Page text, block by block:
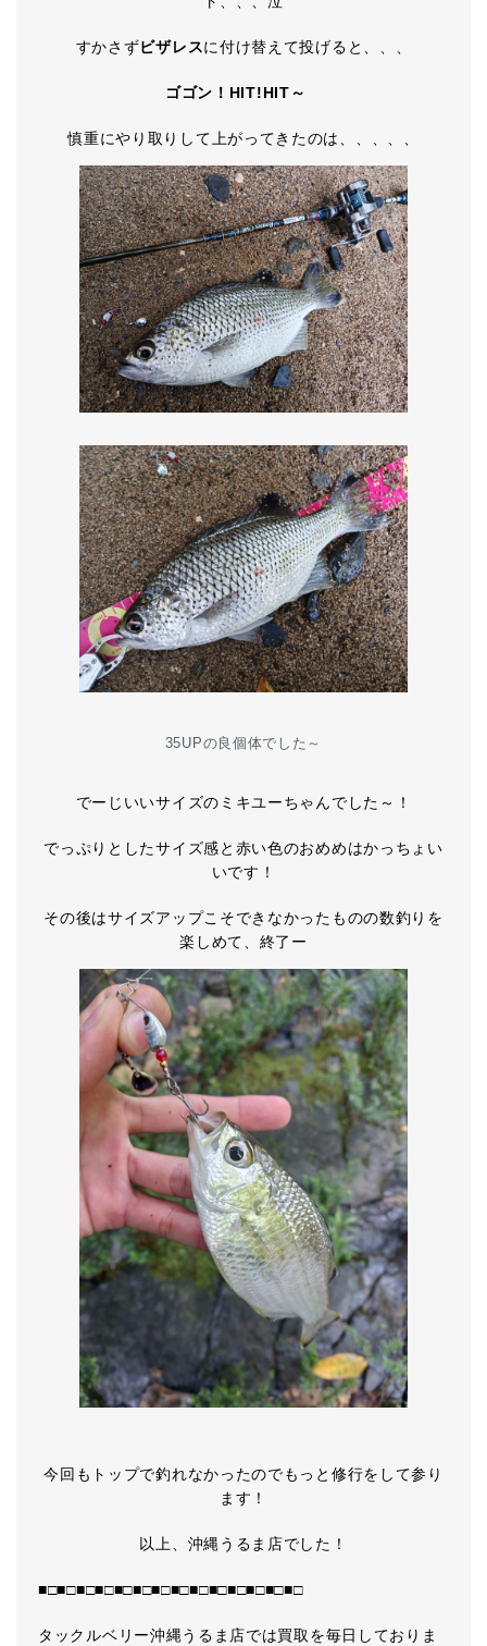
すかさずビザレスに付け替えて投げると、、、
ゴゴン！HIT!HIT～
慎重にやり取りして上がってきたのは、、、、、
35UPの良個体でした～
でーじいいサイズのミキユーちゃんでした～！
でっぷりとしたサイズ感と赤い色のおめめはかっちょい
いです！
その後はサイズアップこそできなかったものの数釣りを
楽しめて、終了ー
今回もトップで釣れなかったのでもっと修行をして参り
ます！
以上、沖縄うるま店でした！
■□■□■□■□■□■□■□■□■□■□■□■□■□■□
タックルベリー沖縄うるま店では買取を毎日しておりま